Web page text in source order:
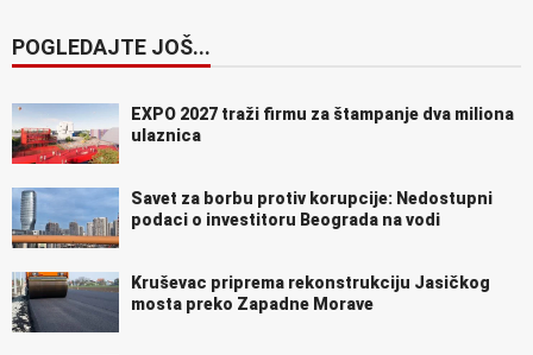
POGLEDAJTE JOŠ...
EXPO 2027 traži firmu za štampanje dva miliona
ulaznica
Savet za borbu protiv korupcije: Nedostupni
podaci o investitoru Beograda na vodi
Kruševac priprema rekonstrukciju Jasičkog
mosta preko Zapadne Morave